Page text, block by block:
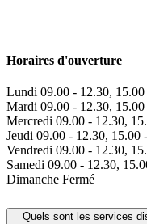
Horaires d'ouverture
Lundi 09.00 - 12.30,
Mardi 09.00 - 12.30,
Mercredi 09.00 - 12.30,
Jeudi 09.00 - 12.30, 15.00
Vendredi 09.00 - 12.30,
Samedi 09.00 - 12.30,
Dimanche Fermé
Quels sont les services